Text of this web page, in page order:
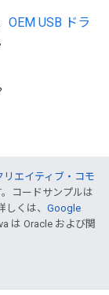
OEM USB ドラ
リエイティブ・コモ
コードサンプルは
くは、 Google
は Oracle および関